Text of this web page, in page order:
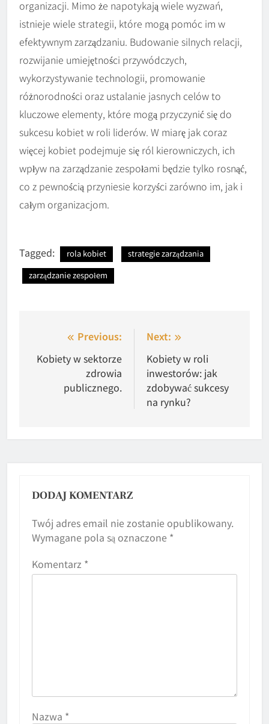
organizacji. Mimo że napotykają wiele wyzwań,
istnieje wiele strategii, które mogą pomóc im w
efektywnym zarządzaniu. Budowanie silnych relacji,
rozwijanie umiejętności przywódczych,
wykorzystywanie technologii, promowanie
różnorodności oraz ustalanie jasnych celów to
kluczowe elementy, które mogą przyczynić się do
sukcesu kobiet w roli liderów. W miarę jak coraz
więcej kobiet podejmuje się ról kierowniczych, ich
wpływ na zarządzanie zespołami będzie tylko rosnąć,
co z pewnością przyniesie korzyści zarówno im, jak i
całym organizacjom.
Tagged: rola kobiet
strategie zarządzania
zarządzanie zespołem
Nawigacja
wpisu
Previous:
Kobiety w sektorze
zdrowia
publicznego.
Next:
Kobiety w roli
inwestorów: jak
zdobywać sukcesy
na rynku?
DODAJ KOMENTARZ
Twój adres email nie zostanie opublikowany.
Wymagane pola są oznaczone *
Komentarz *
Nazwa *